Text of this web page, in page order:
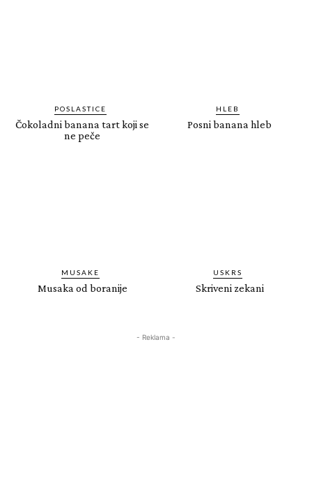
POSLASTICE
Čokoladni banana tart koji se
ne peče
HLEB
Posni banana hleb
MUSAKE
Musaka od boranije
USKRS
Skriveni zekani
- Reklama -